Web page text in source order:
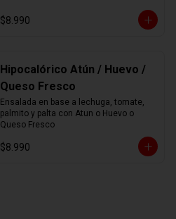
$8.990
Hipocalórico Atún / Huevo /
Queso Fresco
Ensalada en base a lechuga, tomate,
palmito y palta con Atun o Huevo o
Queso Fresco
$8.990